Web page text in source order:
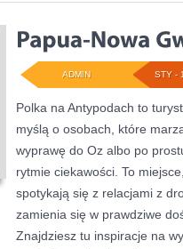
STY -
ADMIN
Polka na Antypodach to
myślą o osobach, które
wyprawę do Oz albo po
rytmie ciekawości. To
spotykają się z relacjami z
zamienia się w prawdziwe
Znajdziesz tu inspiracje na